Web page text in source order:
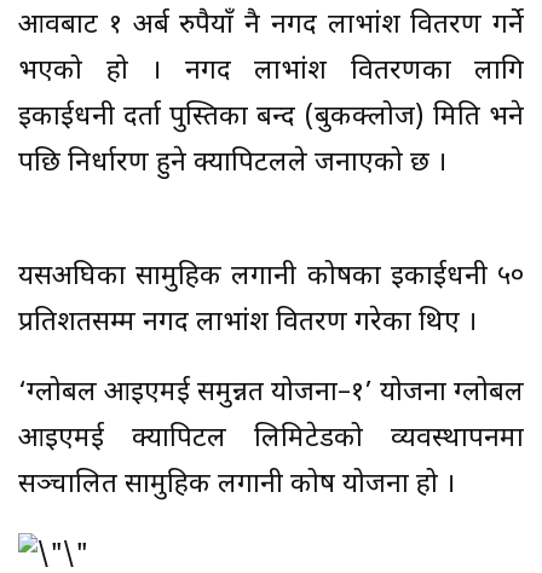
आवबाट १ अर्ब रुपैयाँ नै नगद लाभांश वितरण गर्ने
भएको हो । नगद लाभांश वितरणका लागि
इकाईधनी दर्ता पुस्तिका बन्द (बुकक्लोज) मिति भने
पछि निर्धारण हुने क्यापिटलले जनाएको छ ।
यसअघिका सामुहिक लगानी कोषका इकाईधनी ५०
प्रतिशतसम्म नगद लाभांश वितरण गरेका थिए ।
‘ग्लोबल आइएमई समुन्नत योजना–१’ योजना ग्लोबल
आइएमई क्यापिटल लिमिटेडको व्यवस्थापनमा
सञ्चालित सामुहिक लगानी कोष योजना हो ।